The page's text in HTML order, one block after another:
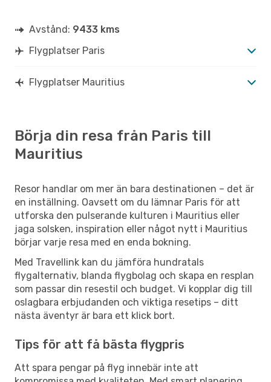
Avstånd: 9433 kms
Flygplatser Paris
Flygplatser Mauritius
Börja din resa från Paris till
Mauritius
Resor handlar om mer än bara destinationen – det är
en inställning. Oavsett om du lämnar Paris för att
utforska den pulserande kulturen i Mauritius eller
jaga solsken, inspiration eller något nytt i Mauritius
börjar varje resa med en enda bokning.
Med Travellink kan du jämföra hundratals
flygalternativ, blanda flygbolag och skapa en resplan
som passar din resestil och budget. Vi kopplar dig till
oslagbara erbjudanden och viktiga resetips – ditt
nästa äventyr är bara ett klick bort.
Tips för att få bästa flygpris
Att spara pengar på flyg innebär inte att